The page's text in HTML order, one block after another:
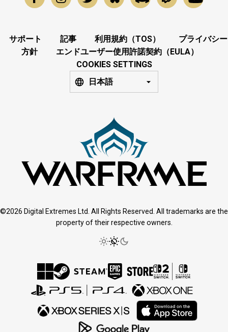
サポート 記事 利用規約（TOS）
プライバシー
方針
エンドユーザー使用許諾契約（EULA）
COOKIES SETTINGS
日本語
©2026 Digital Extremes Ltd. All Rights Reserved. All trademarks are the
property of their respective owners.